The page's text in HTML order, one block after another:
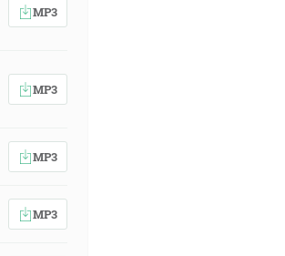
MP3
MP3
MP3
MP3